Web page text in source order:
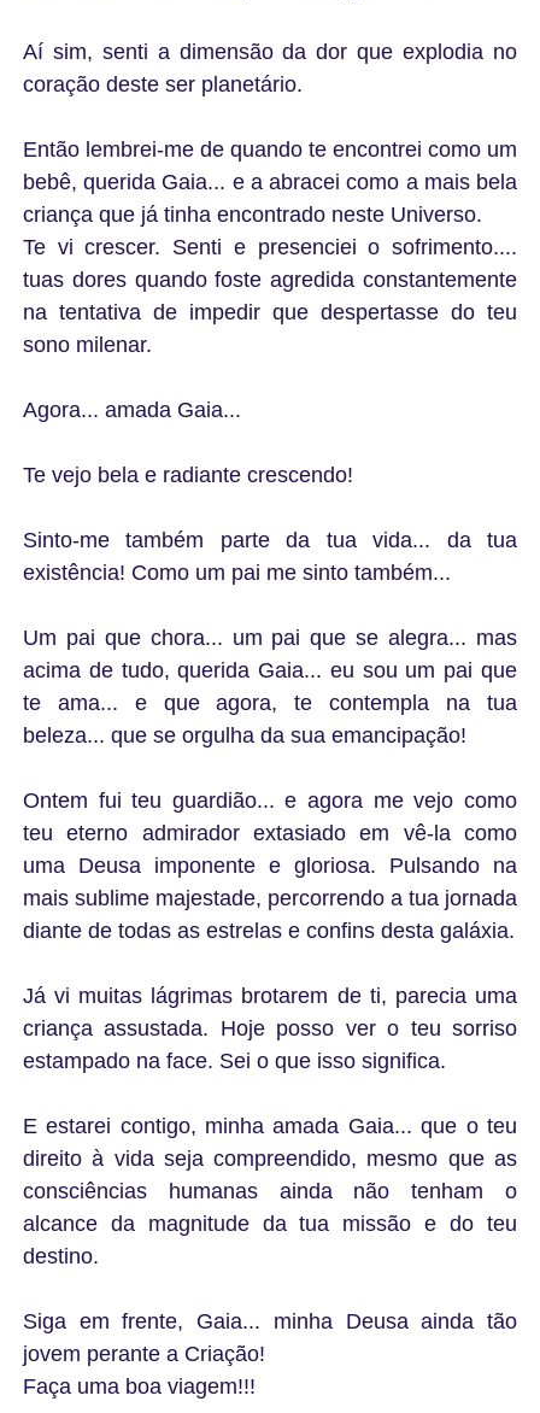
Aí sim, senti a dimensão da dor que explodia no
coração deste ser planetário.
Então lembrei-me de quando te encontrei como um
bebê, querida Gaia... e a abracei como a mais bela
criança que já tinha encontrado neste Universo.
Te vi crescer. Senti e presenciei o sofrimento....
tuas dores quando foste agredida constantemente
na tentativa de impedir que despertasse do teu
sono milenar.
Agora... amada Gaia...
Te vejo bela e radiante crescendo!
Sinto-me também parte da tua vida... da tua
existência! Como um pai me sinto também...
Um pai que chora... um pai que se alegra... mas
acima de tudo, querida Gaia... eu sou um pai que
te ama... e que agora, te contempla na tua
beleza... que se orgulha da sua emancipação!
Ontem fui teu guardião... e agora me vejo como
teu eterno admirador extasiado em vê-la como
uma Deusa imponente e gloriosa. Pulsando na
mais sublime majestade, percorrendo a tua jornada
diante de todas as estrelas e confins desta galáxia.
Já vi muitas lágrimas brotarem de ti, parecia uma
criança assustada. Hoje posso ver o teu sorriso
estampado na face. Sei o que isso significa.
E estarei contigo, minha amada Gaia... que o teu
direito à vida seja compreendido, mesmo que as
consciências humanas ainda não tenham o
alcance da magnitude da tua missão e do teu
destino.
Siga em frente, Gaia... minha Deusa ainda tão
jovem perante a Criação!
Faça uma boa viagem!!!